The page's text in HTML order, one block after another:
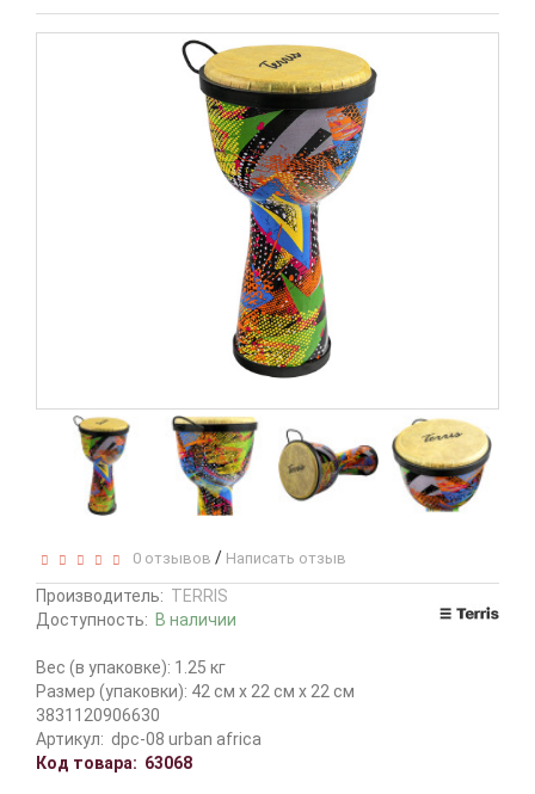
0 отзывов / Написать отзыв
Производитель: TERRIS
Доступность: В наличии
Вес (в упаковке): 1.25 кг
Размер (упаковки): 42 см x 22 см x 22 см
3831120906630
Артикул: dpc-08 urban africa
Код товара: 63068